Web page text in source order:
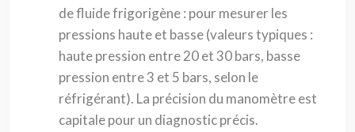
de fluide frigorigène : pour mesurer les
pressions haute et basse (valeurs typiques :
haute pression entre 20 et 30 bars, basse
pression entre 3 et 5 bars, selon le
réfrigérant). La précision du manomètre est
capitale pour un diagnostic précis.